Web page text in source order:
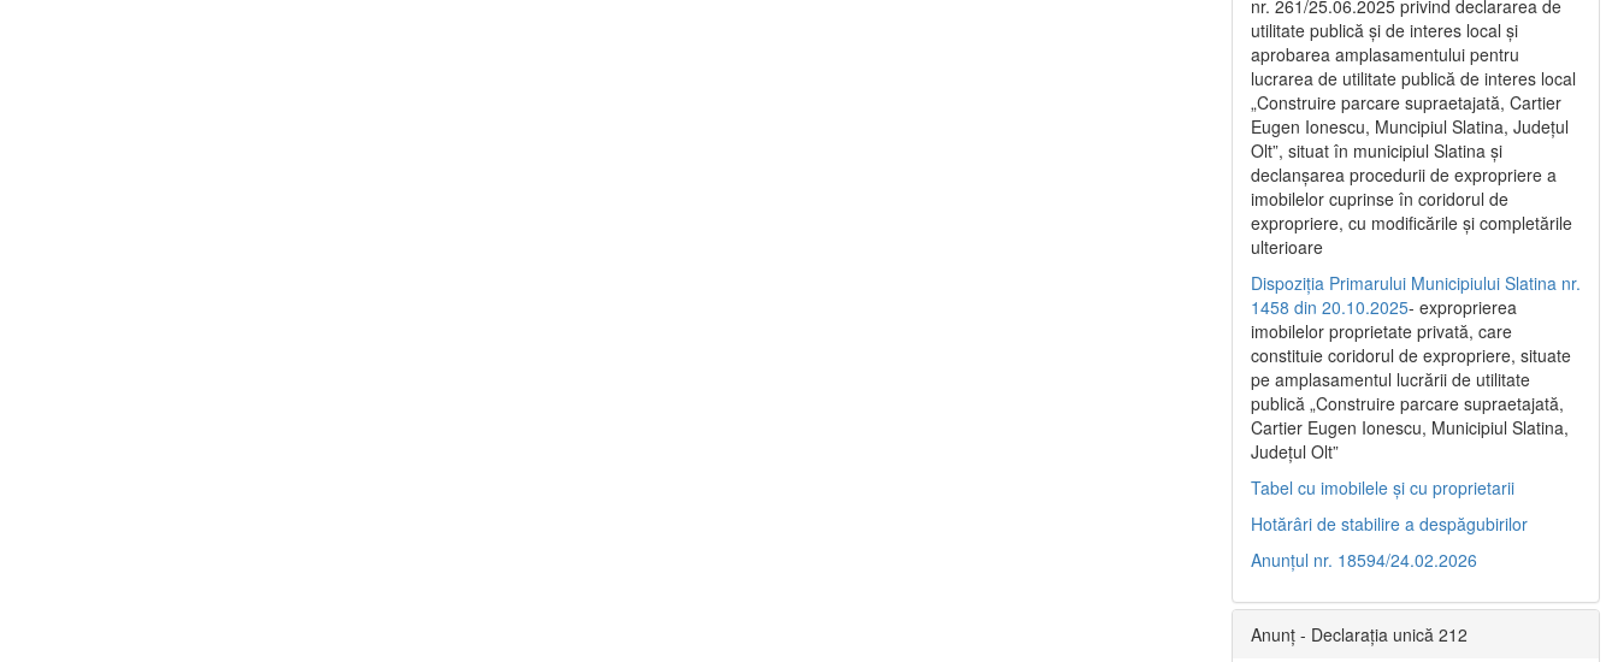
nr. 261/25.06.2025 privind declararea de
utilitate publică şi de interes local şi
aprobarea amplasamentului pentru
lucrarea de utilitate publică de interes local
„Construire parcare supraetajată, Cartier
Eugen Ionescu, Muncipiul Slatina, Judeţul
Olt”, situat în municipiul Slatina şi
declanşarea procedurii de expropriere a
imobilelor cuprinse în coridorul de
expropriere, cu modificările şi completările
ulterioare
Dispoziția Primarului Municipiului Slatina nr.
1458 din 20.10.2025- exproprierea
imobilelor proprietate privată, care
constituie coridorul de expropriere, situate
pe amplasamentul lucrării de utilitate
publică „Construire parcare supraetajată,
Cartier Eugen Ionescu, Municipiul Slatina,
Județul Olt”
Tabel cu imobilele și cu proprietarii
Hotărâri de stabilire a despăgubirilor
Anunțul nr. 18594/24.02.2026
Anunț - Declarația unică 212